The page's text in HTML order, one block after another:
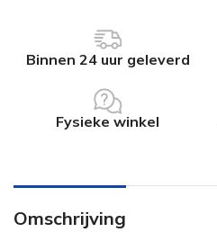
Binnen 24 uur geleverd
Fysieke winkel
Omschrijving